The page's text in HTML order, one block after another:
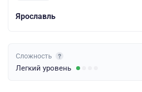
Ярославль
Сложность
Легкий уровень